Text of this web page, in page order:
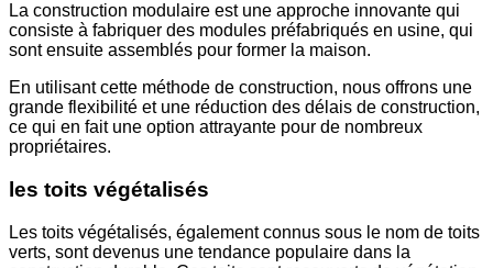
La construction modulaire est une approche innovante qui
consiste à fabriquer des modules préfabriqués en usine, qui
sont ensuite assemblés pour former la maison.
En utilisant cette méthode de construction, nous offrons une
grande flexibilité et une réduction des délais de construction,
ce qui en fait une option attrayante pour de nombreux
propriétaires.
les toits végétalisés
Les toits végétalisés, également connus sous le nom de toits
verts, sont devenus une tendance populaire dans la